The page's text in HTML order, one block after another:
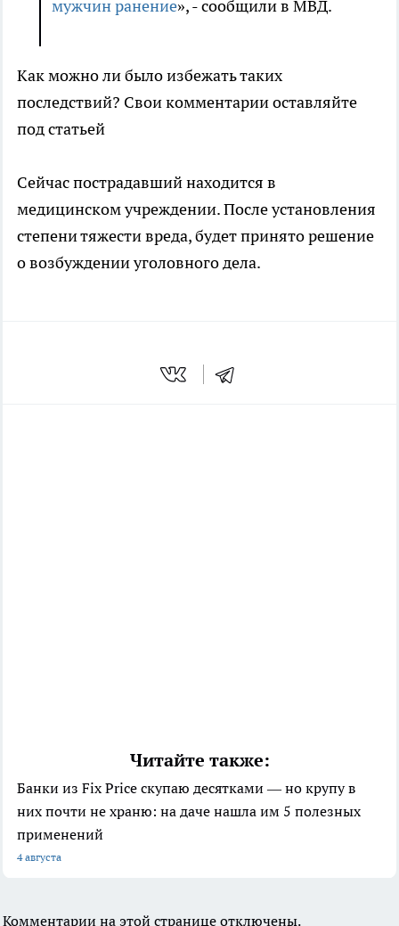
мужчин ранение», - сообщили в МВД.
Как можно ли было избежать таких
последствий? Свои комментарии оставляйте
под статьей
Сейчас пострадавший находится в
медицинском учреждении. После установления
степени тяжести вреда, будет принято решение
о возбуждении уголовного дела.
Читайте также:
Банки из Fix Price скупаю десятками — но крупу в
них почти не храню: на даче нашла им 5 полезных
применений
4 августа
Комментарии на этой странице отключены.